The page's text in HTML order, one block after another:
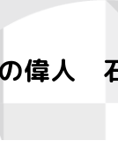
チャンネル
偉人